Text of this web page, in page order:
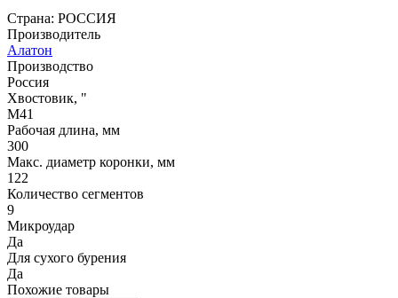
Страна: РОССИЯ
Производитель
Алатон
Производство
Россия
Хвостовик, "
М41
Рабочая длина, мм
300
Макс. диаметр коронки, мм
122
Количество сегментов
9
Микроудар
Да
Для сухого бурения
Да
Похожие товары